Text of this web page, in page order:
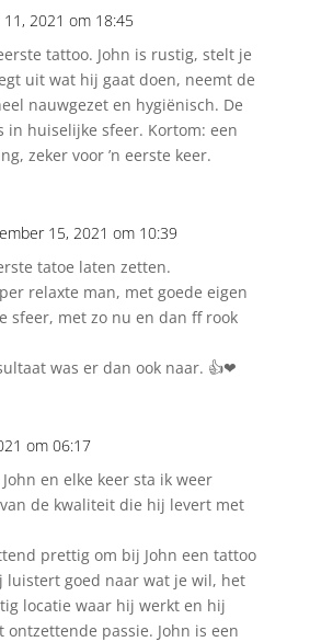
2021 om 18:45
tattoo. John is rustig, stelt je
uit wat hij gaat doen, neemt de
nauwgezet en hygiënisch. De
in huiselijke sfeer. Kortom: een
zeker voor ’n eerste keer.
15, 2021 om 10:39
tatoe laten zetten.
relaxte man, met goede eigen
sfeer, met zo nu en dan ff rook
was er dan ook naar. 👍❤
om 06:17
en elke keer sta ik weer
de kwaliteit die hij levert met
prettig om bij John een tattoo
luistert goed naar wat je wil, het
locatie waar hij werkt en hij
passie. John is een